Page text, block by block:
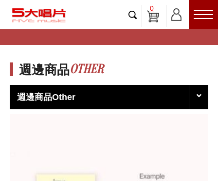
0
週邊商品OTHER
週邊商品Other